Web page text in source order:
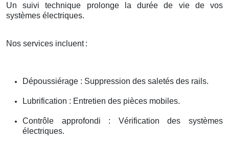
Un suivi technique prolonge la durée de vie de vos
systèmes électriques.
Nos services incluent :
Dépoussiérage : Suppression des saletés des rails.
Lubrification : Entretien des pièces mobiles.
Contrôle approfondi : Vérification des systèmes
électriques.